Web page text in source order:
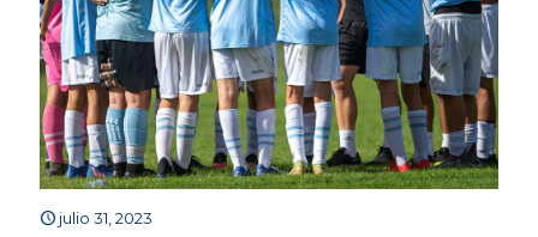
julio 31, 2023